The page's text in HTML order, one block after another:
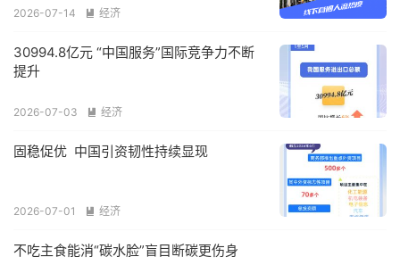
2026-07-14  经济
30994.8亿元 “中国服务”国际竞争力不断
提升
2026-07-03  经济
固稳促优 中国引资韧性持续显现
2026-07-01  经济
不吃主食能消“碳水脸”盲目断碳更伤身